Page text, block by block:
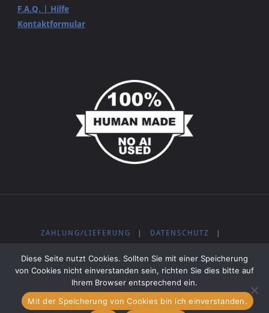
F.A.Q. | Hilfe
Kontaktformular
ZAHLUNG/LIEFERUNG | DATENSCHUTZ
|
KOSTENLOSE MUSIK
Diese Seite nutzt Cookies. Sollten Sie mit einer Speicherung
von Cookies nicht einverstanden sein, richten Sie dies bitte auf
Ihrem Browser entsprechend ein.
Mit der Speicherung von Cookies bin ich einverstanden.